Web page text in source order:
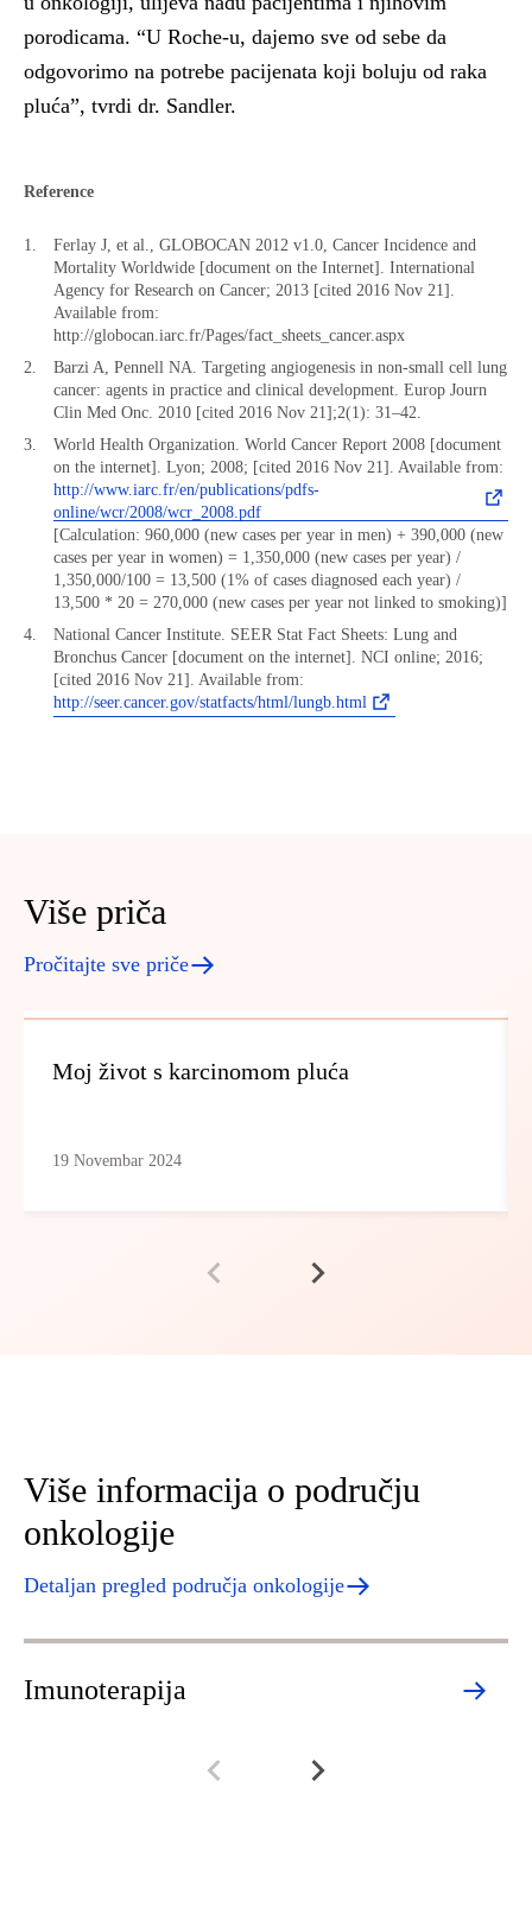
porodicama. “U Roche-u, dajemo sve od sebe da
odgovorimo na potrebe pacijenata koji boluju od raka
pluća”, tvrdi dr. Sandler.
Reference
Ferlay J, et al., GLOBOCAN 2012 v1.0, Cancer Incidence and
Mortality Worldwide [document on the Internet]. International
Agency for Research on Cancer; 2013 [cited 2016 Nov 21].
Available from:
http://globocan.iarc.fr/Pages/fact_sheets_cancer.aspx
Barzi A, Pennell NA. Targeting angiogenesis in non-small cell lung
cancer: agents in practice and clinical development. Europ Journ
Clin Med Onc. 2010 [cited 2016 Nov 21];2(1): 31–42.
World Health Organization. World Cancer Report 2008 [document
on the internet]. Lyon; 2008; [cited 2016 Nov 21]. Available from:
http://www.iarc.fr/en/publications/pdfs-
online/wcr/2008/wcr_2008.pdf
[Calculation: 960,000 (new cases per year in men) + 390,000 (new
cases per year in women) = 1,350,000 (new cases per year) /
1,350,000/100 = 13,500 (1% of cases diagnosed each year) /
13,500 * 20 = 270,000 (new cases per year not linked to smoking)]
National Cancer Institute. SEER Stat Fact Sheets: Lung and
Bronchus Cancer [document on the internet]. NCI online; 2016;
[cited 2016 Nov 21]. Available from:
http://seer.cancer.gov/statfacts/html/lungb.html
Više priča
Pročitajte sve priče
Moj život s karcinomom pluća
19 Novembar 2024
Više informacija o području
onkologije
Detaljan pregled područja onkologije
Imunoterapija